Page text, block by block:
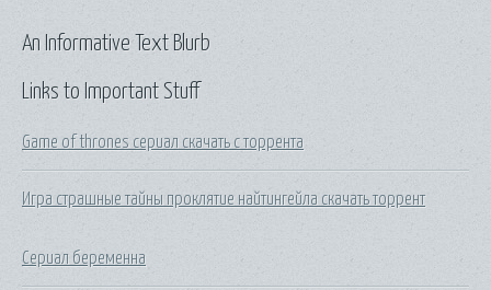
Links to Important Stuff
Game of thrones сериал скачать с торрента
Игра страшные тайны проклятие найтингейла скачать торрент
Сериал беременна
An Informative Text Blurb